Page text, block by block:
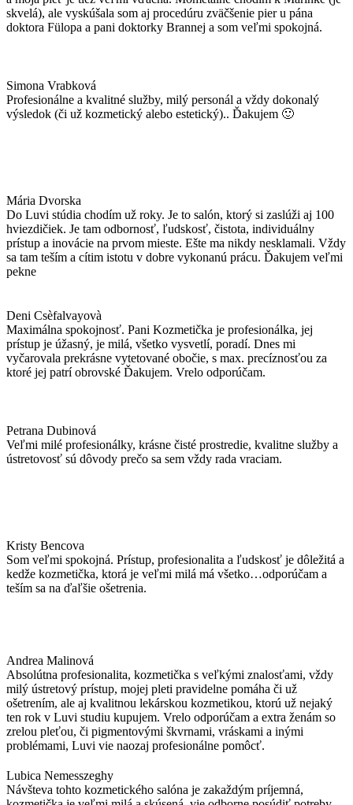
skvelá), ale vyskúšala som aj procedúru zväčšenie pier u pána
doktora Fülopa a pani doktorky Brannej a som veľmi spokojná.
Simona Vrabková
Profesionálne a kvalitné služby, milý personál a vždy dokonalý
výsledok (či už kozmetický alebo estetický).. Ďakujem 🙂
Mária Dvorska
Do Luvi stúdia chodím už roky. Je to salón, ktorý si zaslúži aj 100
hviezdičiek. Je tam odbornosť, ľudskosť, čistota, individuálny
prístup a inovácie na prvom mieste. Ešte ma nikdy nesklamali. Vždy
sa tam teším a cítim istotu v dobre vykonanú prácu. Ďakujem veľmi
pekne
Deni Csèfalvayovà
Maximálna spokojnosť. Pani Kozmetička je profesionálka, jej
prístup je úžasný, je milá, všetko vysvetlí, poradí. Dnes mi
vyčarovala prekrásne vytetované obočie, s max. precíznosťou za
ktoré jej patrí obrovské Ďakujem. Vrelo odporúčam.
Petrana Dubinová
Veľmi milé profesionálky, krásne čisté prostredie, kvalitne služby a
ústretovosť sú dôvody prečo sa sem vždy rada vraciam.
Kristy Bencova
Som veľmi spokojná. Prístup, profesionalita a ľudskosť je dôležitá a
kedže kozmetička, ktorá je veľmi milá má všetko…odporúčam a
teším sa na ďaľšie ošetrenia.
Andrea Malinová
Absolútna profesionalita, kozmetička s veľkými znalosťami, vždy
milý ústretový prístup, mojej pleti pravidelne pomáha či už
ošetrením, ale aj kvalitnou lekárskou kozmetikou, ktorú už nejaký
ten rok v Luvi studiu kupujem. Vrelo odporúčam a extra ženám so
zrelou pleťou, či pigmentovými škvrnami, vráskami a inými
problémami, Luvi vie naozaj profesionálne pomôcť.
Lubica Nemesszeghy
Návšteva tohto kozmetického salóna je zakaždým príjemná,